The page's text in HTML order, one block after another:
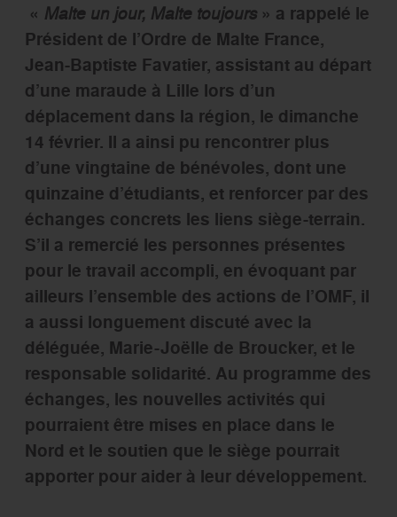
« Malte un jour, Malte toujours» a rappelé le
Président de l’Ordre de Malte France,
Jean-Baptiste Favatier, assistant au départ
d’une maraude à Lille lors d’un
déplacement dans la région, le dimanche
14 février. Il a ainsi pu rencontrer plus
d’une vingtaine de bénévoles, dont une
quinzaine d’étudiants, et renforcer par des
échanges concrets les liens siège-terrain.
S’il a remercié les personnes présentes
pour le travail accompli, en évoquant par
ailleurs l’ensemble des actions de l’OMF, il
a aussi longuement discuté avec la
déléguée, Marie-Joëlle de Broucker, et le
responsable solidarité. Au programme des
échanges, les nouvelles activités qui
pourraient être mises en place dans le
Nord et le soutien que le siège pourrait
apporter pour aider à leur développement.